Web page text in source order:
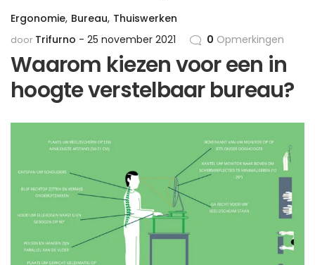
Ergonomie, Bureau, Thuiswerken
door Trifurno 25 november 2021 0 Opmerkingen
Waarom kiezen voor een in
hoogte verstelbaar bureau?